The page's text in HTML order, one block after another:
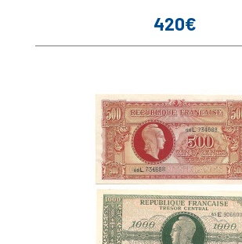
Prix
420€